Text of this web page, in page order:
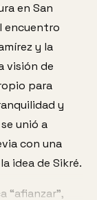
en San
encuentro
y la
visión de
para
y
unió a
con una
idea de Sikré.
“afianzar”,